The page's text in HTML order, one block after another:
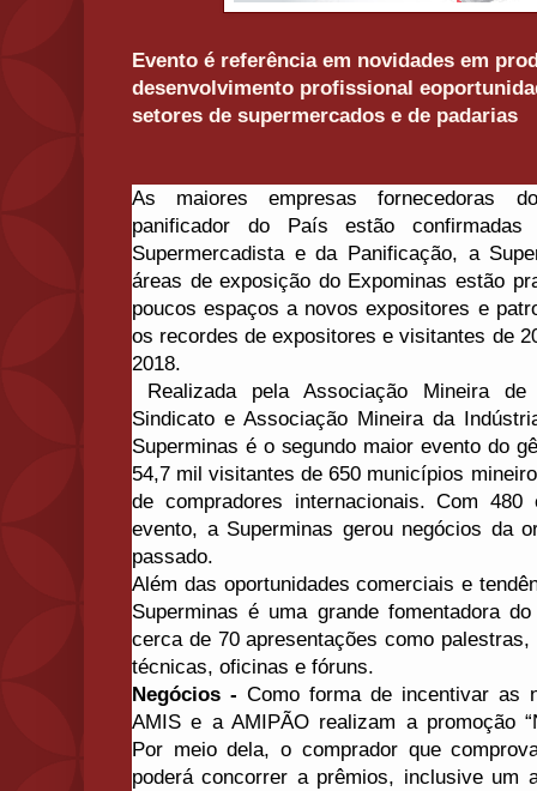
Evento é referência em novidades em
desenvolvimento profissional
setores de supermercados e de padarias
As maiores empresas fornecedoras
panificador do País estão
Supermercadista e da Panificação, a
áreas de exposição do Expominas estão
poucos espaços a novos expositores e
os recordes de expositores e visitantes de
2018.
Realizada pela Associação Mineira
Sindicato e Associação Mineira da
Superminas é o segundo maior evento do
54,7 mil visitantes de 650 municípios
de compradores internacionais. Com
evento, a Superminas gerou negócios da
passado.
Além das oportunidades comerciais e
Superminas é uma grande fomentadora
cerca de 70 apresentações como
técnicas, oficinas e fóruns.
Negócios - Como forma de incentivar as
AMIS e a AMIPÃO realizam a promoção
Por meio dela, o comprador que
poderá concorrer a prêmios, inclusive um